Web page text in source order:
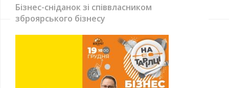
Бізнес-сніданок зі співвласником
зброярського бізнесу